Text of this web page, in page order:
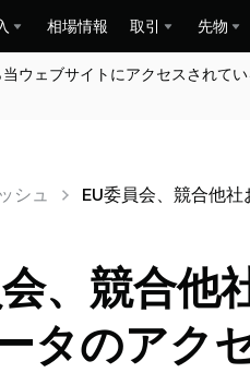
相場情報 取引 先物
ウェブサイトにアクセスされて
シュ EU委員会、競合他
、競合他
タのアク